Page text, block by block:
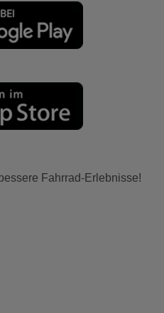
Fahrrad-Erlebnisse!